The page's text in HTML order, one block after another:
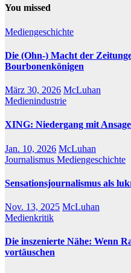
You missed
Mediengeschichte
Die (Ohn-) Macht der
Bourbonenkönigen
März 30, 2026 McLuhan
Medienindustrie
XING: Niedergang mit Ansage
Jan. 10, 2026 McLuhan
Journalismus Mediengeschichte
Sensationsjournalismus als
Nov. 13, 2025 McLuhan
Medienkritik
Die inszenierte Nähe: Wenn
vortäuschen